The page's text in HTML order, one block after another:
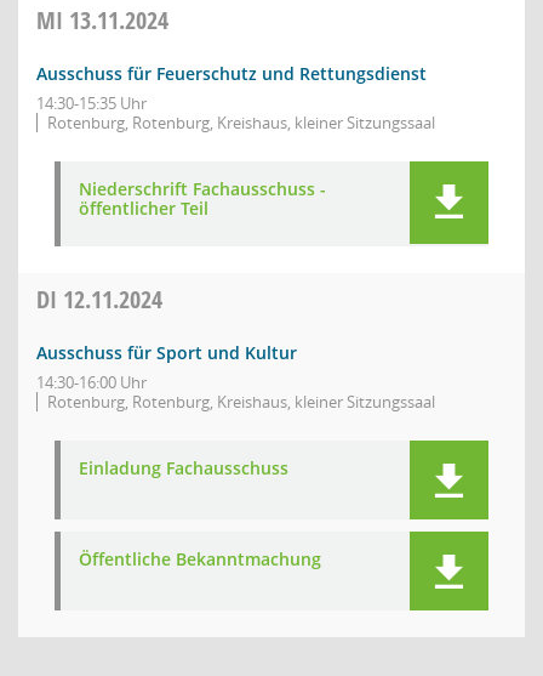
MI 13.11.2024
Ausschuss für Feuerschutz und Rettungsdienst
14:30-15:35 Uhr
Rotenburg, Rotenburg, Kreishaus, kleiner Sitzungssaal
Niederschrift Fachausschuss -
öffentlicher Teil
DI 12.11.2024
Ausschuss für Sport und Kultur
14:30-16:00 Uhr
Rotenburg, Rotenburg, Kreishaus, kleiner Sitzungssaal
Einladung Fachausschuss
Öffentliche Bekanntmachung